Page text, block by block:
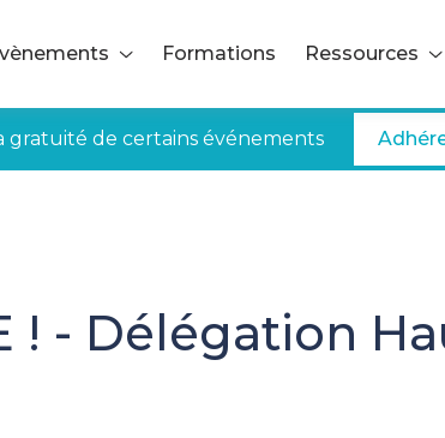
Formations Ressources
gratuité de certains événements
! - Délégation